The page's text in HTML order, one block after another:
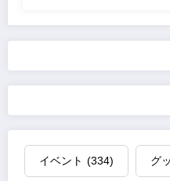
イベント (334) グ